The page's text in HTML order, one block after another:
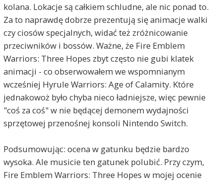
kolana. Lokacje są całkiem schludne, ale nic ponad to.
Za to naprawdę dobrze prezentują się animacje walki
czy ciosów specjalnych, widać też zróżnicowanie
przeciwników i bossów. Ważne, że Fire Emblem
Warriors: Three Hopes zbyt często nie gubi klatek
animacji - co obserwowałem we wspomnianym
wcześniej Hyrule Warriors: Age of Calamity. Które
jednakowoż było chyba nieco ładniejsze, więc pewnie
"coś za coś" w nie będącej demonem wydajności
sprzętowej przenośnej konsoli Nintendo Switch.
Podsumowując: ocena w gatunku będzie bardzo
wysoka. Ale musicie ten gatunek polubić. Przy czym,
Fire Emblem Warriors: Three Hopes w mojej ocenie